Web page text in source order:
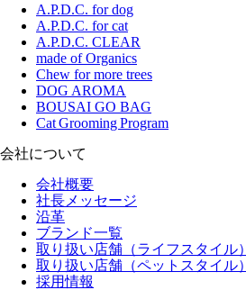
A.P.D.C. for dog
A.P.D.C. for cat
A.P.D.C. CLEAR
made of Organics
Chew for more trees
DOG AROMA
BOUSAI GO BAG
Cat Grooming Program
会社について
会社概要
社長メッセージ
沿革
ブランド一覧
取り扱い店舗（ライフスタイル）
取り扱い店舗（ペットスタイル）
採用情報